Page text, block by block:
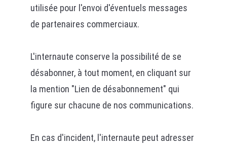
utilisée pour l'envoi d'éventuels messages
de partenaires commerciaux.
L'internaute conserve la possibilité de se
désabonner, à tout moment, en cliquant sur
la mention "Lien de désabonnement" qui
figure sur chacune de nos communications.
En cas d'incident, l'internaute peut adresser